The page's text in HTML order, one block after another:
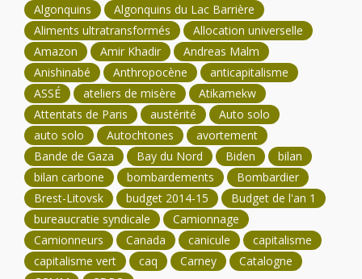
Algonquins
Algonquins du Lac Barrière
Aliments ultratransformés
Allocation universelle
Amazon
Amir Khadir
Andreas Malm
Anishinabé
Anthropocène
anticapitalisme
ASSÉ
ateliers de misère
Atikamekw
Attentats de Paris
austérité
Auto solo
auto solo
Autochtones
avortement
Bande de Gaza
Bay du Nord Biden
bilan
bilan carbone
bombardements
Bombardier
Brest-Litovsk
budget 2014-15
Budget de l'an 1
bureaucratie syndicale
Camionnage
Camionneurs
Canada canicule
capitalisme
capitalisme vert
caq Carney
Catalogne